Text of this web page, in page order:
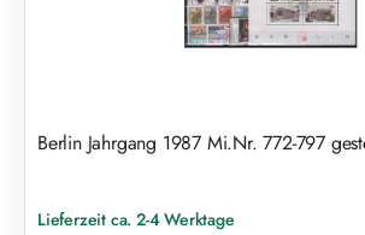
Berlin Jahrgang 1987 Mi.Nr. 772-797
Lieferzeit ca. 2-4 Werktage